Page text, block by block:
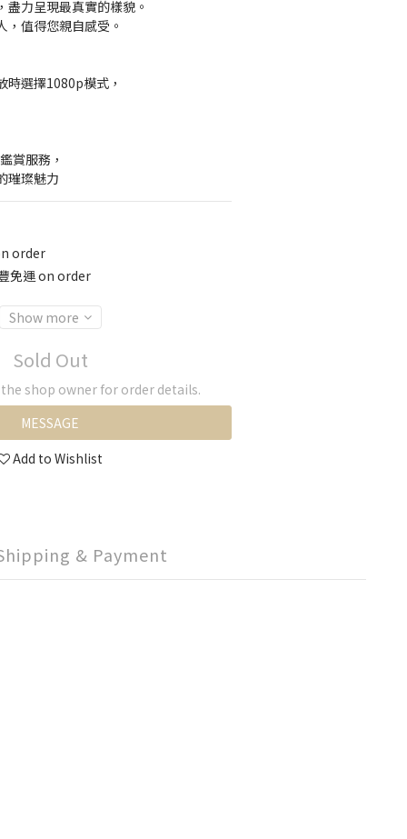
力呈現最真實的樣貌。
，值得您親自感受。
時選擇1080p模式，
賞服務，
璀璨魅力
order
免運 on order
Show more
Sold Out
the shop owner for order details.
MESSAGE
Add to Wishlist
& Payment